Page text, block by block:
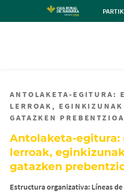
ANTOLAKETA-EGITURA:
LERROAK,
GATAZKEN PREBENTZIOA
Antolaketa-egitura:
lerroak,
gatazken
Estructura organizativa: Líneas